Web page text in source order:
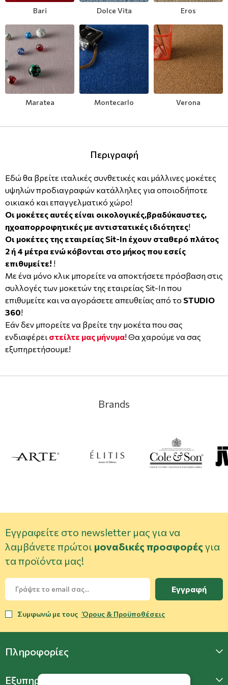
Bari Dolce Vita Eros
Maratea Montecarlo Verona
Περιγραφή
Εδώ θα βρείτε ιταλικές συνθετικές και μάλλινες μοκέτες
υψηλών προδιαγραφών κατάλληλες για οποιοδήποτε
οικιακό και επαγγελματικό χώρο!
Οι μοκέτες αυτές είναι οικολογικές,βραδύκαυστες,
ηχοαπορροφητικές με αντιστατικές ιδιότητες!
Οι μοκέτες της εταιρείας Sit-In έχουν σταθερό πλάτος
2 ή 4 μέτρα ενώ κόβονται στο μήκος που εσείς
επιθυμείτε! !
Με ένα μόνο κλικ μπορείτε να αποκτήσετε πρόσβαση στις
συλλογές των μοκετών της εταιρείας Sit-In που
επιθυμείτε και να αγοράσετε απευθείας από το STUDIO
360!
Εάν δεν μπορείτε να βρείτε την μοκέτα που σας
ενδιαφέρει στείλτε μας μήνυμα! Θα χαρούμε να σας
εξυπηρετήσουμε!
Brands
Εγγραφείτε στο newsletter μας για να
λαμβάνετε πρώτοι μοναδικές προσφορές για
τα προϊόντα μας!
Εγγραφή
Συμφωνώ με τους Όρους & Προϋποθέσεις
Πληροφορίες
Εξυπηρέτηση Πελατών
Μονόχρωμες
Βαφόμενες Ταπετσαρίες
Μπορντούρες
Απομίμηση Μέταλλο
Απομίμηση Πλακάκια
Απομίμηση Μωσαικό-Ψηφίδα
Ψηφιακή Εκτύπωση σε Ρολοκουρτίνα